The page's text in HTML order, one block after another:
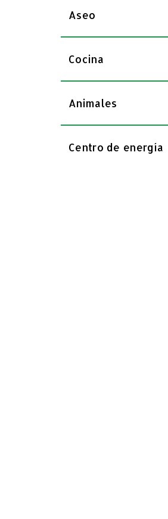
Aseo
Cocina
Animales
Centro de energía